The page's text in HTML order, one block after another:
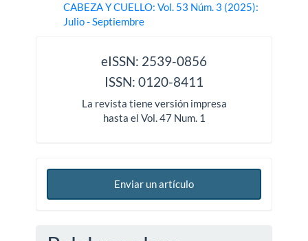
CABEZA Y CUELLO: Vol. 53 Núm. 3 (2025):
Julio - Septiembre
eISSN: 2539-0856
ISSN: 0120-8411
La revista tiene versión impresa
hasta el Vol. 47 Num. 1
Enviar un artículo